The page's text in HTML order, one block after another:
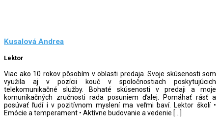
Kusalová Andrea
Lektor
Viac ako 10 rokov pôsobím v oblasti predaja. Svoje skúsenosti som
využila aj v pozícii kouč v spoločnostiach poskytujúcich
telekomunikačné služby. Bohaté skúsenosti v predaji a moje
komunikačných zručnosti rada posuniem ďalej. Pomáhať rásť a
posúvať ľudí i v pozitívnom myslení ma veľmi baví. Lektor školí •
Emócie a temperament • Aktívne budovanie a vedenie […]